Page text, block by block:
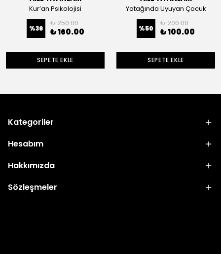
Kur’an Psikolojisi
%36
₺ 250.00
₺ 160.00
SEPETE EKLE
Yatağında Uyuyan Çocuk
%50
₺ 200.00
₺ 100.00
SEPETE EKLE
Kategoriler
Hesabım
Hakkımızda
Sözleşmeler